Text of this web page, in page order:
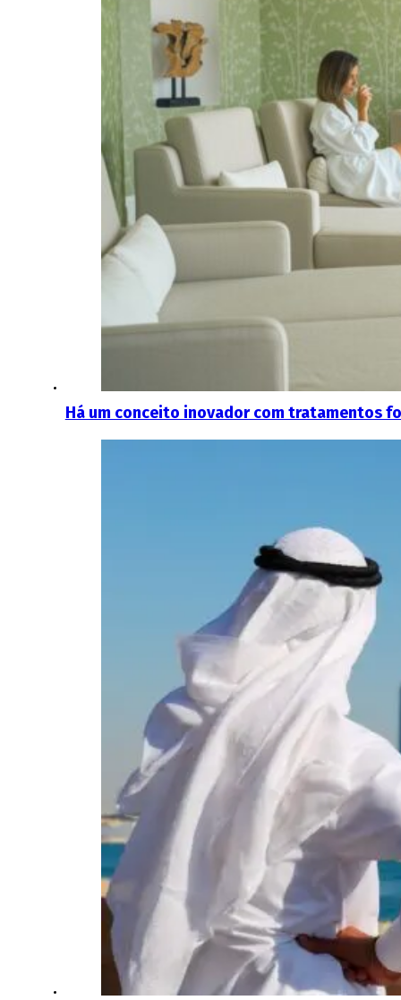
Há um conceito inovador com tratamentos